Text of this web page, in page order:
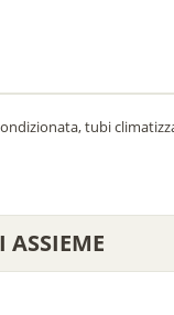
tubi
ASSIEME